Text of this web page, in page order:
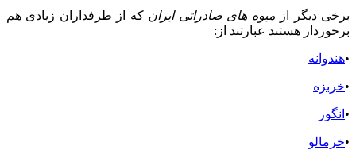
برخی دیگر از میوه های صادراتی ایران که از طرفداران زیادی هم
برخوردار هستند عبارتند از:
•هندوانه
•خربزه
• انگور
•خرمالو